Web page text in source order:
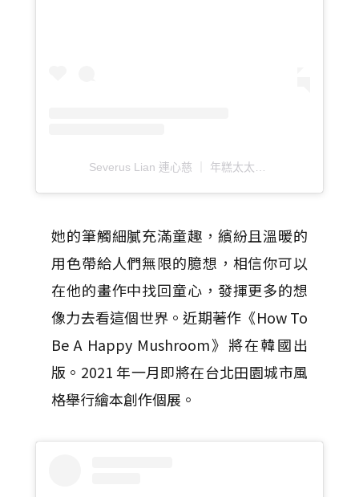
她的筆觸細膩充滿童趣，繽紛且溫暖的
用色帶給人們無限的臆想，相信你可以
在他的畫作中找回童心，發揮更多的想
像力去看這個世界。近期著作《How To
Be A Happy Mushroom》將在韓國出
版。2021 年一月即將在台北田園城市風
格舉行繪本創作個展。